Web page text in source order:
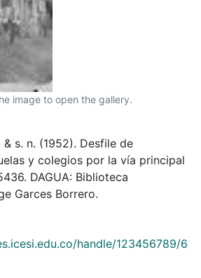
image to open the gallery.
& s. n. (1952). Desfile de
y colegios por la vía principal
DAGUA: Biblioteca
Garces Borrero.
handle/123456789/6